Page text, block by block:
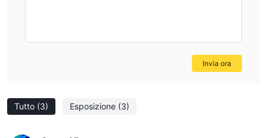
Tutto (3) Esposizione (3)
Invia ora